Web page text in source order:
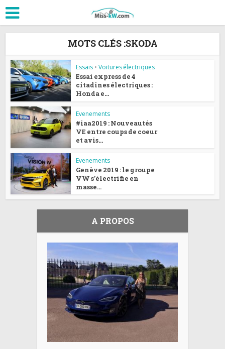
MOTS CLÉS :SKODA
Essais • Voitures électriques
Essai express de 4
citadines électriques :
Honda e...
Evenements
#iaa2019 : Nouveautés
VE entre coups de coeur
et avis...
Evenements
Genève 2019 : le groupe
VW s’électrifie en
masse...
A PROPOS